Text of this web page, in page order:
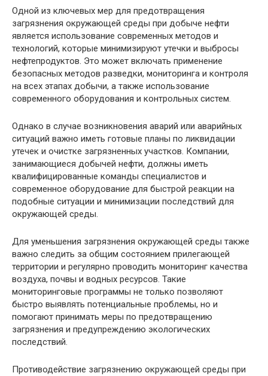
Одной из ключевых мер для предотвращения
загрязнения окружающей среды при добыче нефти
является использование современных методов и
технологий, которые минимизируют утечки и выбросы
нефтепродуктов. Это может включать применение
безопасных методов разведки, мониторинга и контроля
на всех этапах добычи, а также использование
современного оборудования и контрольных систем.
Однако в случае возникновения аварий или аварийных
ситуаций важно иметь готовые планы по ликвидации
утечек и очистке загрязненных участков. Компании,
занимающиеся добычей нефти, должны иметь
квалифицированные команды специалистов и
современное оборудование для быстрой реакции на
подобные ситуации и минимизации последствий для
окружающей среды.
Для уменьшения загрязнения окружающей среды также
важно следить за общим состоянием прилегающей
территории и регулярно проводить мониторинг качества
воздуха, почвы и водных ресурсов. Такие
мониторинговые программы не только позволяют
быстро выявлять потенциальные проблемы, но и
помогают принимать меры по предотвращению
загрязнения и предупреждению экологических
последствий.
Противодействие загрязнению окружающей среды при